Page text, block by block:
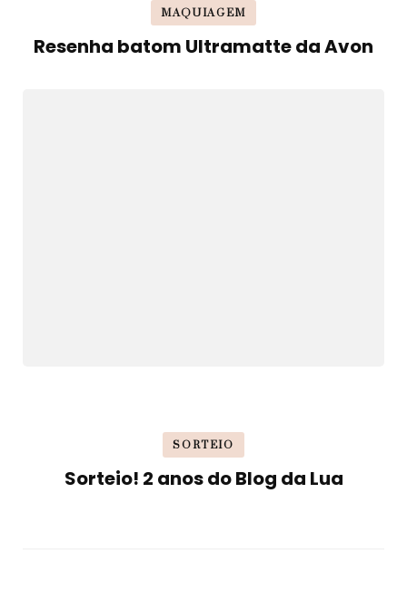
MAQUIAGEM
Resenha batom Ultramatte da Avon
SORTEIO
Sorteio! 2 anos do Blog da Lua